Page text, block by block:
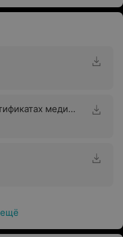
Положение о денежных сертификатах медицинского центра «Аква-Минск Клиника»
ещё